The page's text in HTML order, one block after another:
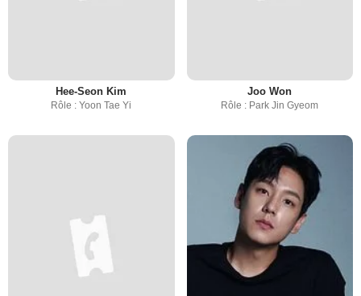
Hee-Seon Kim
Rôle : Yoon Tae Yi
Joo Won
Rôle : Park Jin Gyeom